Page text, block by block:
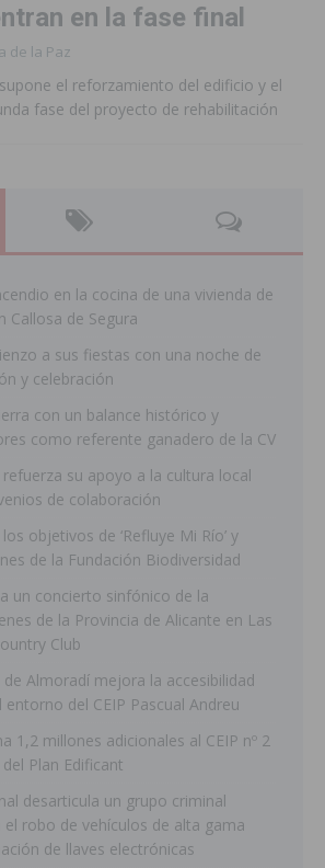
en la fase final
de la Paz
el reforzamiento del edificio y el
fase del proyecto de rehabilitación
en la cocina de una vivienda de
Callosa de Segura
a sus fiestas con una noche de
y celebración
con un balance histórico y
como referente ganadero de la CV
su apoyo a la cultura local
de colaboración
objetivos de ‘Refluye Mi Río’ y
de la Fundación Biodiversidad
un concierto sinfónico de la
de la Provincia de Alicante en Las
Club
Almoradí mejora la accesibilidad
entorno del CEIP Pascual Andreu
1,2 millones adicionales al CEIP nº 2
Plan Edificant
desarticula un grupo criminal
el robo de vehículos de alta gama
de llaves electrónicas